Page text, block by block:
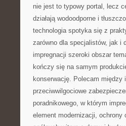
nie jest to typowy portal, lecz
działają wodoodporne i
technologia spotyka się z
zarówno dla specjalistów, jak i
impregnacji szeroki obszar
kończy się na samym
konserwację. Polecam między
przeciwwilgociowe
poradnikowego, w którym
element modernizacji, ochrony